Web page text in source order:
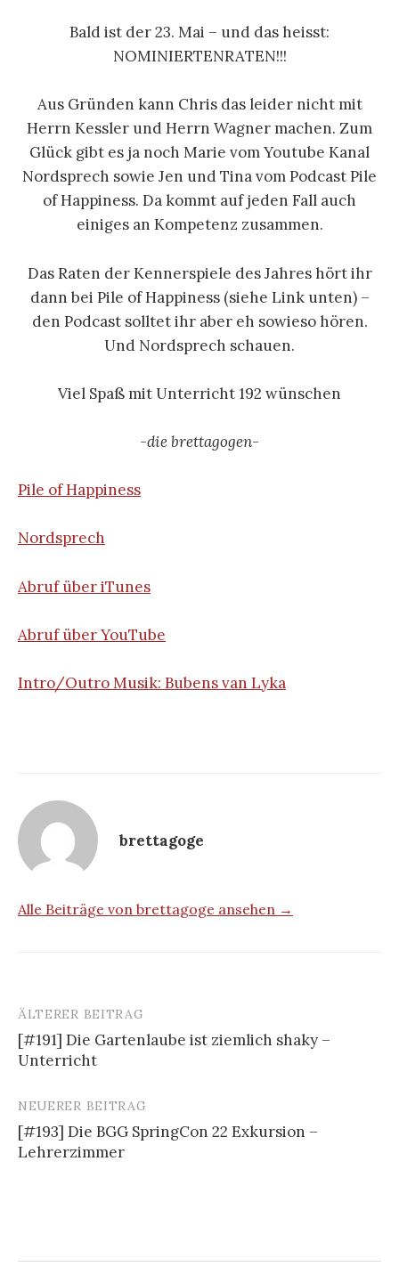
Bald ist der 23. Mai – und das heisst:
NOMINIERTENRATEN!!!
Aus Gründen kann Chris das leider nicht mit
Herrn Kessler und Herrn Wagner machen. Zum
Glück gibt es ja noch Marie vom Youtube Kanal
Nordsprech sowie Jen und Tina vom Podcast Pile
of Happiness. Da kommt auf jeden Fall auch
einiges an Kompetenz zusammen.
Das Raten der Kennerspiele des Jahres hört ihr
dann bei Pile of Happiness (siehe Link unten) –
den Podcast solltet ihr aber eh sowieso hören.
Und Nordsprech schauen.
Viel Spaß mit Unterricht 192 wünschen
-die brettagogen-
Pile of Happiness
Nordsprech
Abruf über iTunes
Abruf über YouTube
Intro/Outro Musik: Bubens van Lyka
brettagoge
Alle Beiträge von brettagoge ansehen →
Beitrags-
Navigation
ÄLTERER BEITRAG
[#191] Die Gartenlaube ist ziemlich shaky –
Unterricht
NEUERER BEITRAG
[#193] Die BGG SpringCon 22 Exkursion –
Lehrerzimmer